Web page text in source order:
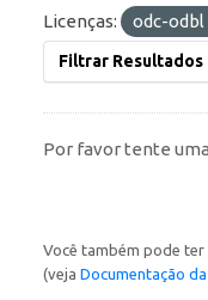
Licenças:
odc-odbl
Filtrar Resultados
Por favor tente
Você também pode ter
(veja Documentação da